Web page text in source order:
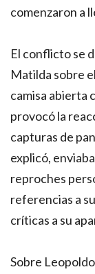
comenzaron a
El conflicto se
Matilda sobre
camisa abierta
provocó la
capturas de
explicó,
reproches
referencias a
críticas a su
Sobre